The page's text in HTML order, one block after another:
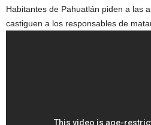
Habitantes de Pahuatlán piden a las
castiguen a los responsables de